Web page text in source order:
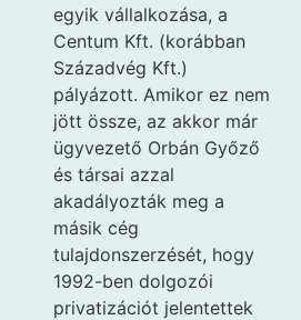
egyik vállalkozása, a
Centum Kft. (korábban
Századvég Kft.)
pályázott. Amikor ez nem
jött össze, az akkor már
ügyvezető Orbán Győző
és társai azzal
akadályozták meg a
másik cég
tulajdonszerzését, hogy
1992-ben dolgozói
privatizációt jelentettek